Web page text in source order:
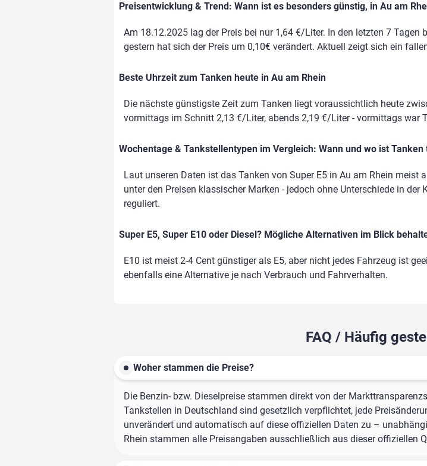
Preisentwicklung & Trend: Wann ist es besonders günstig, in Au am
Am 18.12.2025 lag der Preis bei nur 1,64 €/Liter. In den letzten 7 Tagen
gestern hat sich der Preis um 0,10€ verändert. Aktuell zeigt sich ein
Beste Uhrzeit zum Tanken heute in Au am Rhein
Die nächste günstigste Zeit zum Tanken liegt voraussichtlich heute
vormittags im Schnitt 2,13 €/Liter, abends 2,19 €/Liter - vormittags war
Wochentage & Tankstellentypen im Vergleich: Wann und wo ist
Laut unseren Daten ist das Tanken von Super E5 in Au am Rhein
unter den Preisen klassischer Marken - jedoch ohne Unterschiede in
reguliert.
Super E5, Super E10 oder Diesel? Mögliche Alternativen im Blick
E10 ist meist 2-4 Cent günstiger als E5, aber nicht jedes Fahrzeug ist
ebenfalls eine Alternative je nach Verbrauch und Fahrverhalten.
FAQ / Häufig
Woher stammen die Preise?
Die Benzin- bzw. Dieselpreise stammen direkt von der
Tankstellen in Deutschland sind gesetzlich verpflichtet, jede
unverändert und automatisch auf diese offiziellen Daten zu –
Rhein stammen alle Preisangaben ausschließlich aus dieser offiziellen